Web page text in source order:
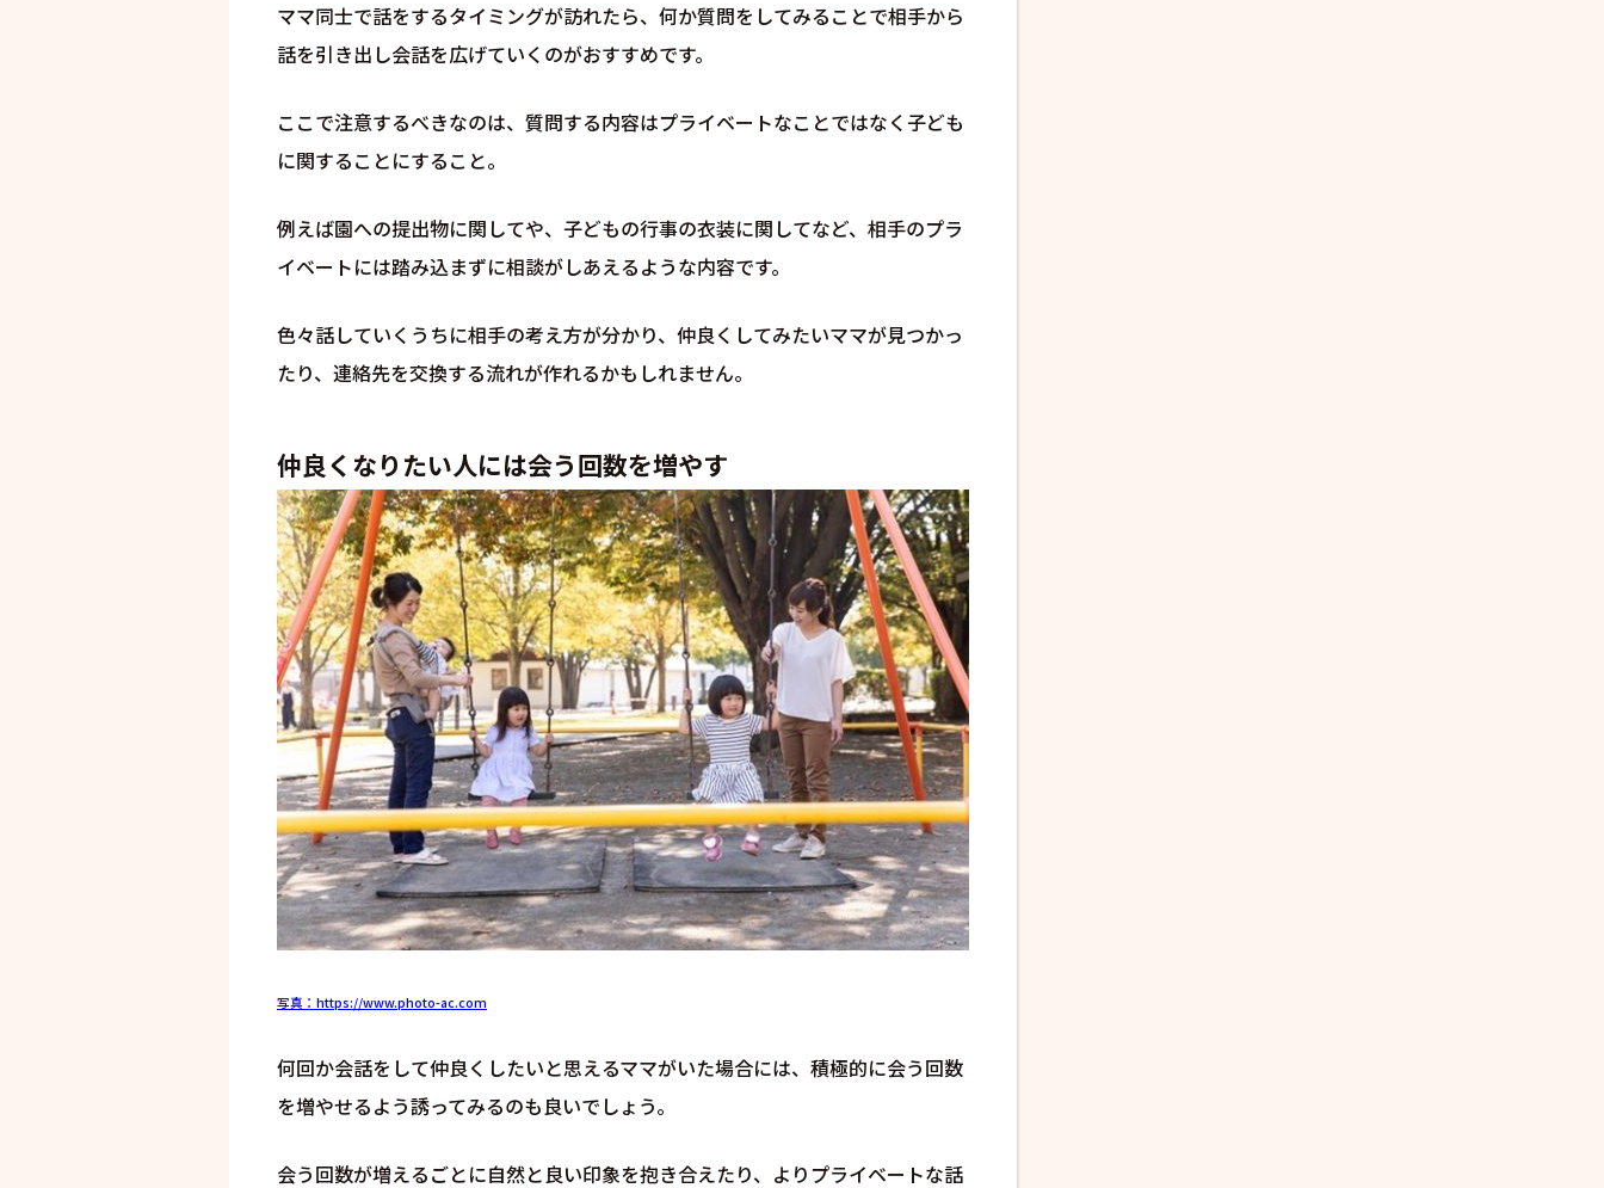
ママ同士で話をするタイミングが訪れたら、何か質問をしてみることで相手から
話を引き出し会話を広げていくのがおすすめです。
ここで注意するべきなのは、質問する内容はプライベートなことではなく子ども
に関することにすること。
例えば園への提出物に関してや、子どもの行事の衣装に関してなど、相手のプラ
イベートには踏み込まずに相談がしあえるような内容です。
色々話していくうちに相手の考え方が分かり、仲良くしてみたいママが見つかっ
たり、連絡先を交換する流れが作れるかもしれません。
仲良くなりたい人には会う回数を増やす
写真：https://www.photo-ac.com
何回か会話をして仲良くしたいと思えるママがいた場合には、積極的に会う回数
を増やせるよう誘ってみるのも良いでしょう。
会う回数が増えるごとに自然と良い印象を抱き合えたり、よりプライベートな話